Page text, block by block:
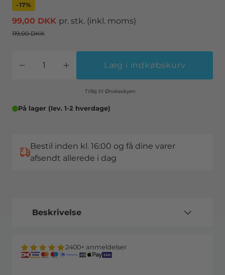
-17%
99,00 DKK pr. stk. (inkl. moms)
119,00 DKK
Læg i indkøbskurv
Tilføj til Ønskeskyen
På lager (lev. 1-2 hverdage)
Bestil inden kl. 16:00 og få dine varer
afsendt allerede i dag
Beskrivelse
2400+ anmeldelser